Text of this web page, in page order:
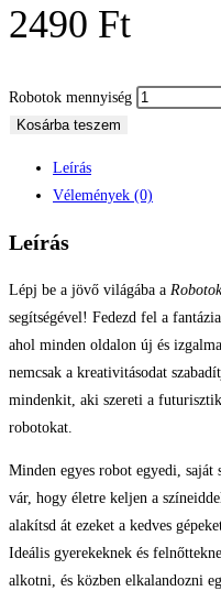
2490 Ft
Robotok mennyiség
Kosárba teszem
Leírás
Vélemények (0)
Leírás
Lépj be a jövő világába a Robotok
segítségével! Fedezd fel a
ahol minden oldalon új és
nemcsak a kreativitásodat
mindenkit, aki szereti a
robotokat.
Minden egyes robot egyedi, saját
vár, hogy életre keljen a
alakítsd át ezeket a kedves
Ideális gyerekeknek és
alkotni, és közben elkalandozni